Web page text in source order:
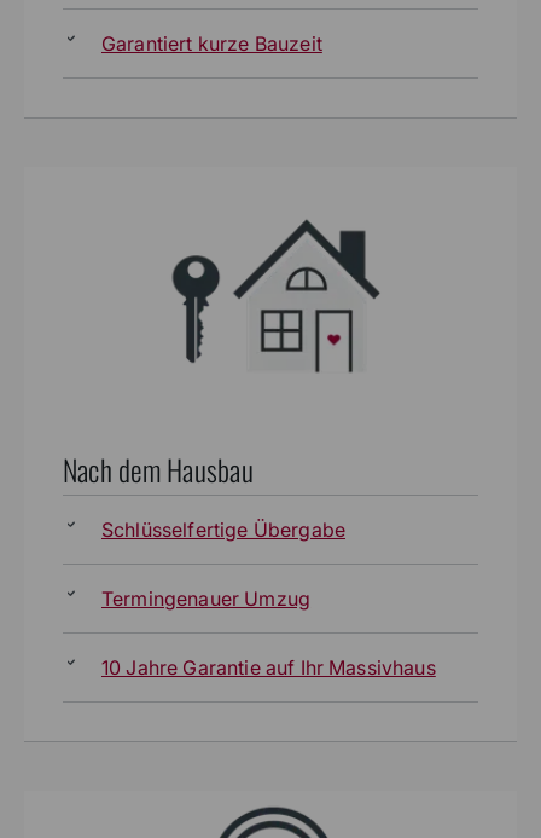
Garantiert kurze Bauzeit
Nach dem Hausbau
Schlüsselfertige Übergabe
Termingenauer Umzug
10 Jahre Garantie auf Ihr Massivhaus